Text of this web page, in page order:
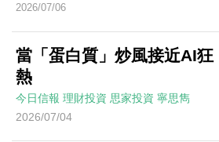
2026/07/06
當「蛋白質」炒風接近AI狂
熱
今日信報 理財投資 思家投資 寧思雋
2026/07/04